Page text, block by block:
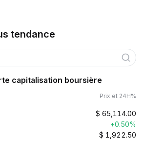
tendance
capitalisation boursière
Prix et 24H%
$ 65,114.00
+0.50%
$ 1,922.50